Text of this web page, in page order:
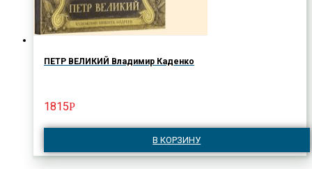
ПЕТР ВЕЛИКИЙ Владимир Каденко
1815Р
В КОРЗИНУ